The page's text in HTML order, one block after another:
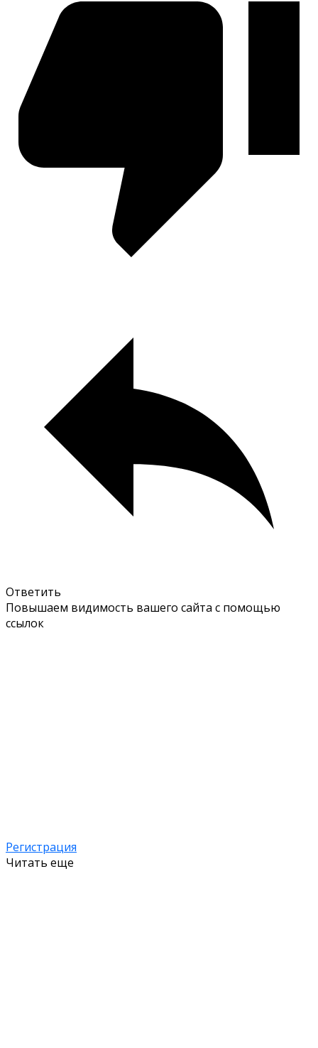
Ответить
Повышаем видимость вашего сайта с помощью
ссылок
Регистрация
Читать еще